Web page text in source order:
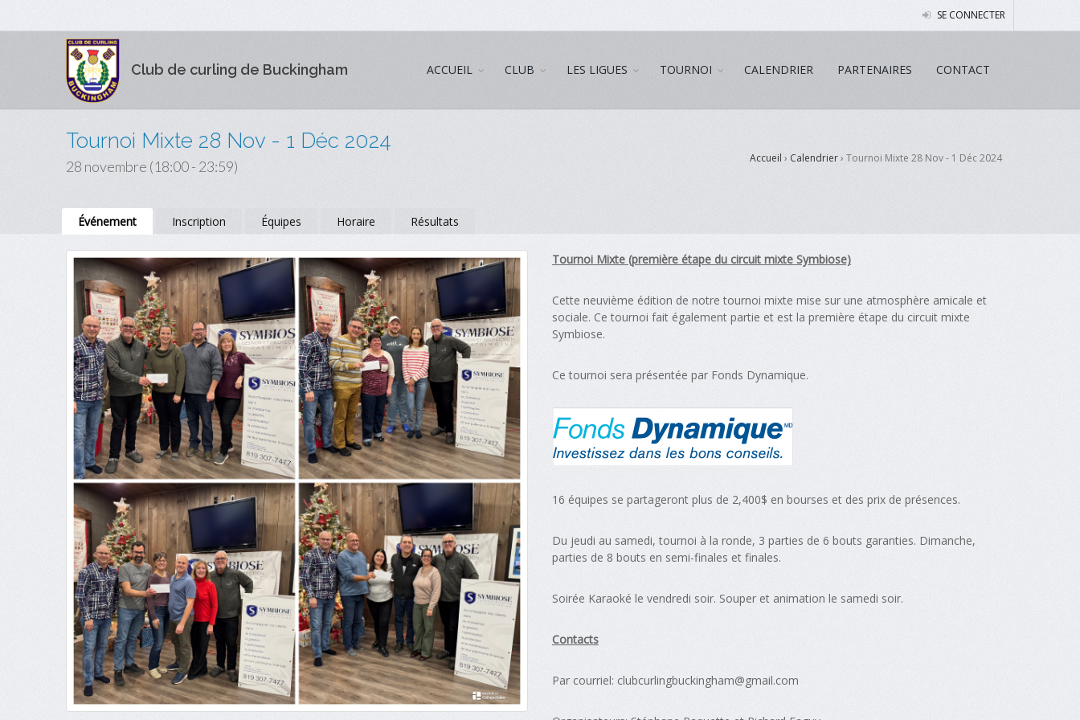
SE CONNECTER
Club de curling de Buckingham ACCUEIL CLUB LES LIGUES TOURNOI CALENDRIER PARTENAIRES CONTACT
Tournoi Mixte 28 Nov - 1 Déc 2024
28 novembre (18:00 - 23:59) Accueil › Calendrier› Tournoi Mixte 28 Nov - 1 Déc 2024
Événement Inscription Équipes Horaire Résultats
Tournoi Mixte (première étape du circuit mixte Symbiose)
Cette neuvième édition de notre tournoi mixte mise sur une atmosphère amicale et
sociale. Ce tournoi fait également partie et est la première étape du circuit mixte
Symbiose.
Ce tournoi sera présentée par Fonds Dynamique.
16 équipes se partageront plus de 2,400$ en bourses et des prix de présences.
Du jeudi au samedi, tournoi à la ronde, 3 parties de 6 bouts garanties. Dimanche,
parties de 8 bouts en semi-finales et finales.
Soirée Karaoké le vendredi soir. Souper et animation le samedi soir.
Contacts
Par courriel: clubcurlingbuckingham@gmail.com